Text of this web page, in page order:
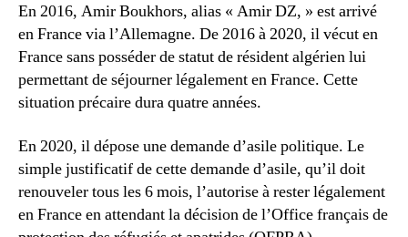
En 2016, Amir Boukhors, alias « Amir DZ, » est arrivé
en France via l’Allemagne. De 2016 à 2020, il vécut en
France sans posséder de statut de résident algérien lui
permettant de séjourner légalement en France. Cette
situation précaire dura quatre années.
En 2020, il dépose une demande d’asile politique. Le
simple justificatif de cette demande d’asile, qu’il doit
renouveler tous les 6 mois, l’autorise à rester légalement
en France en attendant la décision de l’Office français de